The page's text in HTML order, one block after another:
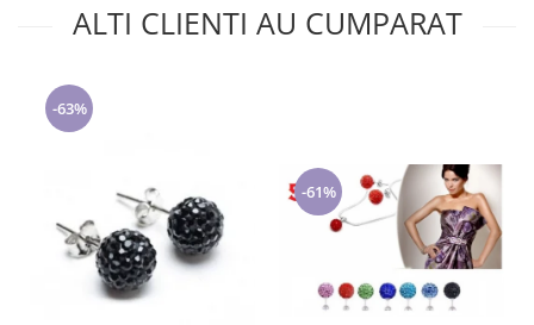
ALTI CLIENTI AU CUMPARAT
-63%
-61%